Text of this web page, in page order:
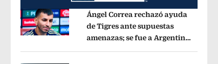
Opens in new window
Ángel Correa rechazó ayuda
de Tigres ante supuestas
amenazas; se fue a Argentina